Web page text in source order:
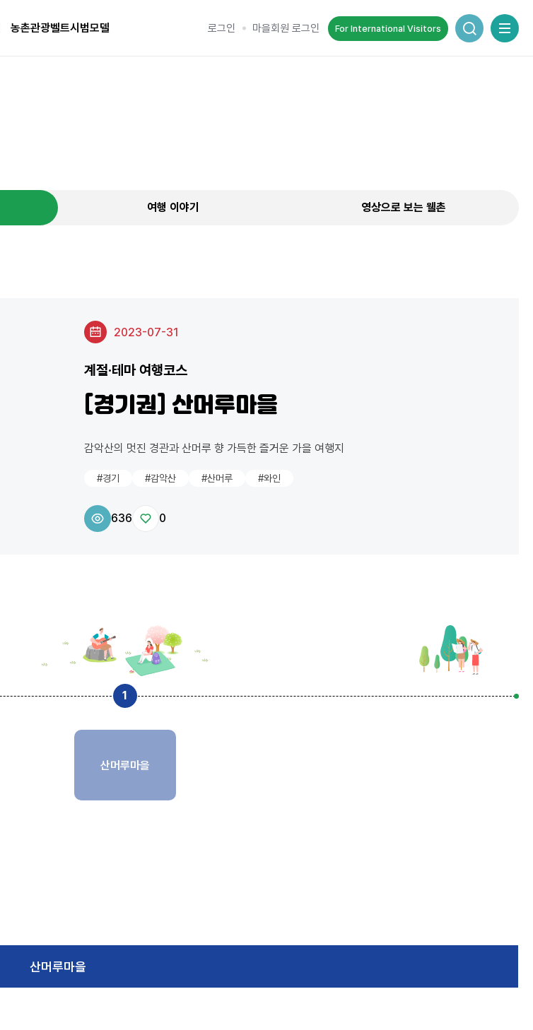
농촌관광벨트시범모델 로그인 마을회원 로그인 For International Visitors 통합검색 창
여행 이야기 영상으로 보는 웰촌
2023-07-31
계절·테마 여행코스
[경기권] 산머루마을
감악산의 멋진 경관과 산머루 향 가득한 즐거운 가을 여행지
#경기 #감악산 #산머루 #와인
636 0
산머루마을
산머루마을